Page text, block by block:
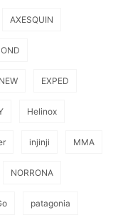
AXESQUIN
EXPED
Helinox
injinji MMA
NORRONA
patagonia